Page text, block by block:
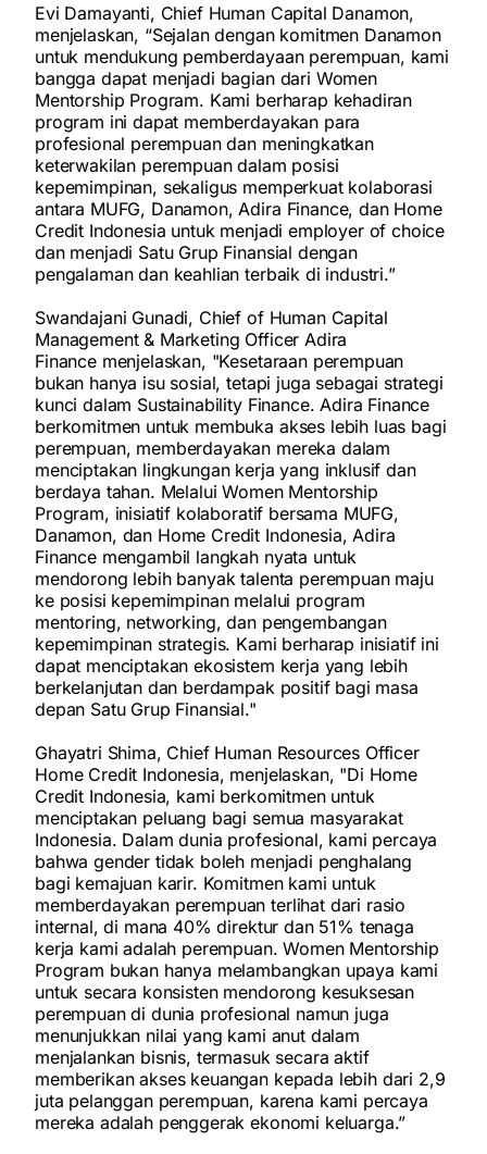
Evi Damayanti, Chief Human Capital Danamon,
menjelaskan, “Sejalan dengan komitmen Danamon
untuk mendukung pemberdayaan perempuan, kami
bangga dapat menjadi bagian dari Women
Mentorship Program. Kami berharap kehadiran
program ini dapat memberdayakan para
profesional perempuan dan meningkatkan
keterwakilan perempuan dalam posisi
kepemimpinan, sekaligus memperkuat kolaborasi
antara MUFG, Danamon, Adira Finance, dan Home
Credit Indonesia untuk menjadi employer of choice
dan menjadi Satu Grup Finansial dengan
pengalaman dan keahlian terbaik di industri.”
Swandajani Gunadi, Chief of Human Capital
Management & Marketing Officer Adira
Financemenjelaskan, "Kesetaraan perempuan
bukan hanya isu sosial, tetapi juga sebagai strategi
kunci dalam Sustainability Finance. Adira Finance
berkomitmen untuk membuka akses lebih luas bagi
perempuan, memberdayakan mereka dalam
menciptakan lingkungan kerja yang inklusif dan
berdaya tahan. Melalui Women Mentorship
Program, inisiatif kolaboratif bersama MUFG,
Danamon, dan Home Credit Indonesia, Adira
Finance mengambil langkah nyata untuk
mendorong lebih banyak talenta perempuan maju
ke posisi kepemimpinan melalui program
mentoring, networking, dan pengembangan
kepemimpinan strategis. Kami berharap inisiatif ini
dapat menciptakan ekosistem kerja yang lebih
berkelanjutan dan berdampak positif bagi masa
depan Satu Grup Finansial."
Ghayatri Shima, Chief Human Resources Officer
Home Credit Indonesia, menjelaskan, "Di Home
Credit Indonesia, kami berkomitmen untuk
menciptakan peluang bagi semua masyarakat
Indonesia. Dalam dunia profesional, kami percaya
bahwa gender tidak boleh menjadi penghalang
bagi kemajuan karir. Komitmen kami untuk
memberdayakan perempuan terlihat dari rasio
internal, di mana 40% direktur dan 51% tenaga
kerja kami adalah perempuan. Women Mentorship
Program bukan hanya melambangkan upaya kami
untuk secara konsisten mendorong kesuksesan
perempuan di dunia profesional namun juga
menunjukkan nilai yang kami anut dalam
menjalankan bisnis, termasuk secara aktif
memberikan akses keuangan kepada lebih dari 2,9
juta pelanggan perempuan, karena kami percaya
mereka adalah penggerak ekonomi keluarga.”